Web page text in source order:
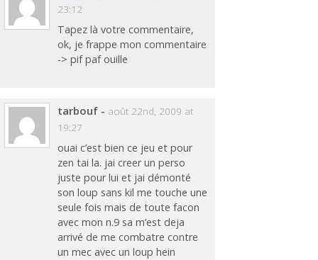
23:12
Tapez là votre commentaire,
ok, je frappe mon commentaire
-> pif paf ouille
tarbouf - août 22nd, 2009 at
19:27
ouai c’est bien ce jeu et pour
zen tai la. jai creer un perso
juste pour lui et jai démonté
son loup sans kil me touche une
seule fois mais de toute facon
avec mon n.9 sa m’est deja
arrivé de me combatre contre
un mec avec un loup hein